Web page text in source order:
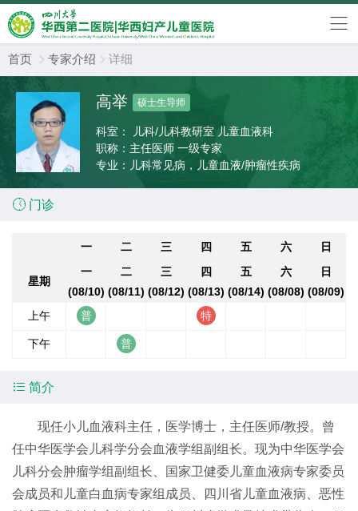
首页  专家介绍  详细
高举 硕士生导师
科室：
儿科/儿科教研室 儿童血液科
职称： 主任医师 一级专家
专业： 儿科常见病，儿童血液/肿瘤性疾病
 门诊
一 二 三 四 五 六 日
星期
一
(08/10)
二
(08/11)
三
(08/12)
四
(08/13)
五
(08/14)
六
(08/08)
日
(08/09)
上午
下午
 简介
现任小儿血液科主任，医学博士，主任医师/教授。曾
任中华医学会儿科学分会血液学组副组长。现为中华医学会
儿科分会肿瘤学组副组长、国家卫健委儿童血液病专家委员
会成员和儿童白血病专家组成员、四川省儿童血液病、恶性